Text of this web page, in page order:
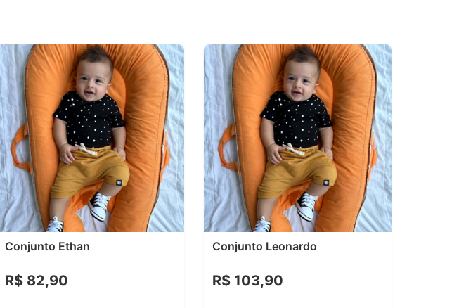
Conjunto Ethan
R$ 82,90
Conjunto Leonardo
R$ 103,90